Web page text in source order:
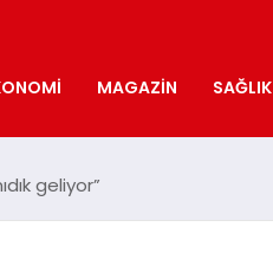
MAGAZIN SAĞLIK
geliyor”